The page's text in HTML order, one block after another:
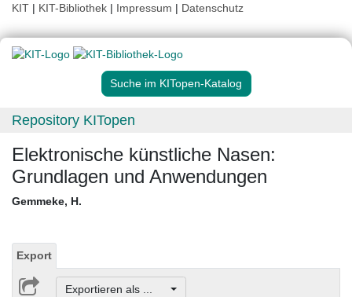
KIT | KIT-Bibliothek | Impressum | Datenschutz
Suche im KITopen-Katalog
Repository KITopen
Elektronische künstliche Nasen:
Grundlagen und Anwendungen
Gemmeke, H.
Export
Exportieren als ...